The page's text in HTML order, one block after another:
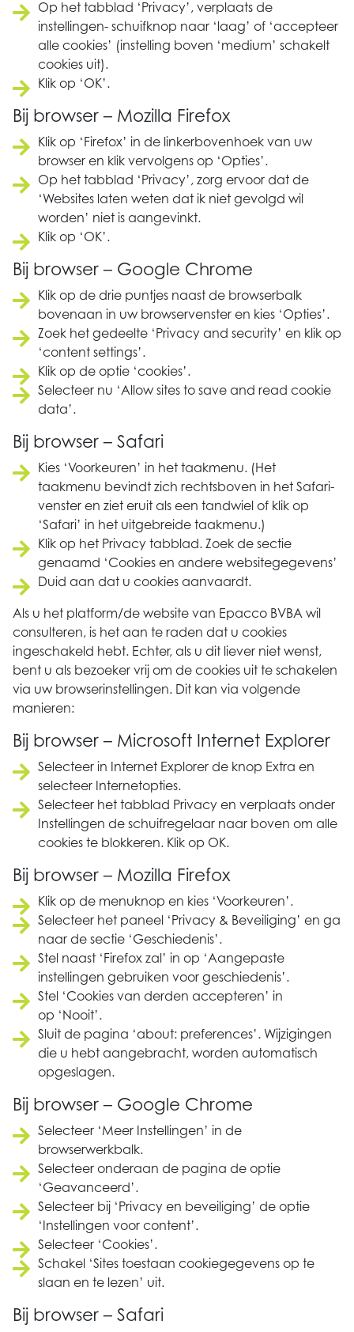
Op het tabblad ‘Privacy’, verplaats de
instellingen- schuifknop naar ‘laag’ of ‘accepteer
alle cookies’ (instelling boven ‘medium’ schakelt
cookies uit).
Klik op ‘OK’.
Bij browser – Mozilla Firefox
Klik op ‘Firefox’ in de linkerbovenhoek van uw
browser en klik vervolgens op ‘Opties’.
Op het tabblad ‘Privacy’, zorg ervoor dat de
‘Websites laten weten dat ik niet gevolgd wil
worden’ niet is aangevinkt.
Klik op ‘OK’.
Bij browser – Google Chrome
Klik op de drie puntjes naast de browserbalk
bovenaan in uw browservenster en kies ‘Opties’.
Zoek het gedeelte ‘Privacy and security’ en klik op
‘content settings’.
Klik op de optie ‘cookies’.
Selecteer nu ‘Allow sites to save and read cookie
data’.
Bij browser – Safari
Kies ‘Voorkeuren’ in het taakmenu. (Het
taakmenu bevindt zich rechtsboven in het Safari-
venster en ziet eruit als een tandwiel of klik op
‘Safari’ in het uitgebreide taakmenu.)
Klik op het Privacy tabblad. Zoek de sectie
genaamd ‘Cookies en andere websitegegevens’
Duid aan dat u cookies aanvaardt.
Als u het platform/de website van Epacco BVBA wil
consulteren, is het aan te raden dat u cookies
ingeschakeld hebt. Echter, als u dit liever niet wenst,
bent u als bezoeker vrij om de cookies uit te schakelen
via uw browserinstellingen. Dit kan via volgende
manieren:
Bij browser – Microsoft Internet Explorer
Selecteer in Internet Explorer de knop Extra en
selecteer Internetopties.
Selecteer het tabblad Privacy en verplaats onder
Instellingen de schuifregelaar naar boven om alle
cookies te blokkeren. Klik op OK.
Bij browser – Mozilla Firefox
Klik op de menuknop en kies ‘Voorkeuren’.
Selecteer het paneel ‘Privacy & Beveiliging’ en ga
naar de sectie ‘Geschiedenis’.
Stel naast ‘Firefox zal’ in op ‘Aangepaste
instellingen gebruiken voor geschiedenis’.
Stel ‘Cookies van derden accepteren’ in
op ‘Nooit’.
Sluit de pagina ‘about: preferences’. Wijzigingen
die u hebt aangebracht, worden automatisch
opgeslagen.
Bij browser – Google Chrome
Selecteer ‘Meer Instellingen’ in de
browserwerkbalk.
Selecteer onderaan de pagina de optie
‘Geavanceerd’.
Selecteer bij ‘Privacy en beveiliging’ de optie
‘Instellingen voor content’.
Selecteer ‘Cookies’.
Schakel ‘Sites toestaan cookiegegevens op te
slaan en te lezen’ uit.
Bij browser – Safari